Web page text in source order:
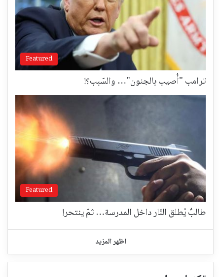
Featured
ترامب "أُصيب بالجنون"… والسّبب؟!
Featured
طالبٌ يُطلق النّار داخل المدرسة… ثمّ ينتحر!
اظهر المزيد